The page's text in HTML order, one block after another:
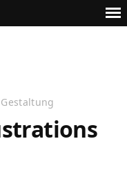
Gestaltung